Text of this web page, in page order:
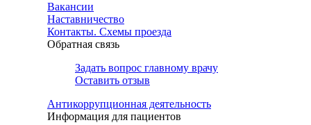
Вакансии
Наставничество
Контакты. Схемы проезда
Обратная связь
Задать вопрос главному врачу
Оставить отзыв
Антикоррупционная деятельность
Информация для пациентов